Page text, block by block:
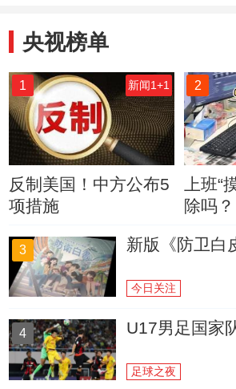
央视榜单
1 新闻1+1
反制美国！中方公布5
项措施
2
上班“
除吗？
3 新版《防卫白
今日关注
4 U17男足国家
足球之夜